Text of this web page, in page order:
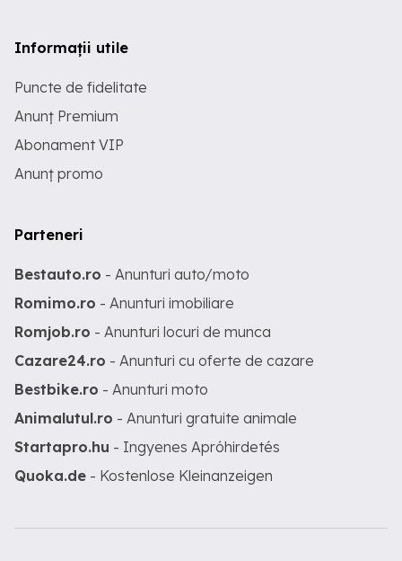
Informații utile
Puncte de fidelitate
Anunț Premium
Abonament VIP
Anunț promo
Parteneri
Bestauto.ro - Anunturi auto/moto
Romimo.ro - Anunturi imobiliare
Romjob.ro - Anunturi locuri de munca
Cazare24.ro - Anunturi cu oferte de cazare
Bestbike.ro - Anunturi moto
Animalutul.ro - Anunturi gratuite animale
Startapro.hu - Ingyenes Apróhirdetés
Quoka.de - Kostenlose Kleinanzeigen